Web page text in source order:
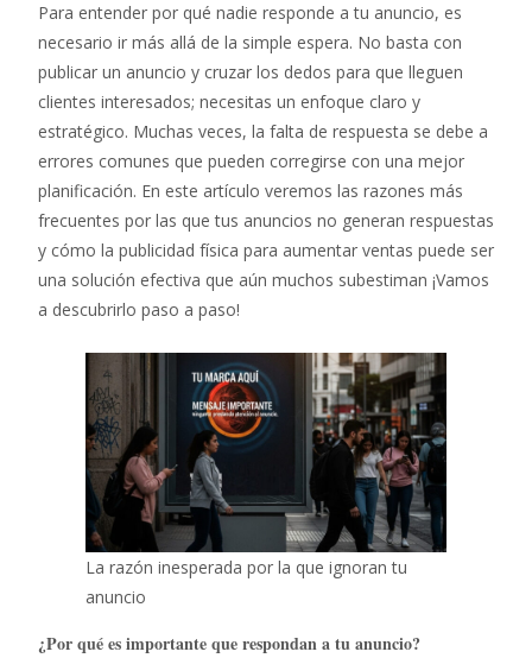
Para entender por qué nadie responde a tu anuncio, es
necesario ir más allá de la simple espera. No basta con
publicar un anuncio y cruzar los dedos para que lleguen
clientes interesados; necesitas un enfoque claro y
estratégico. Muchas veces, la falta de respuesta se debe a
errores comunes que pueden corregirse con una mejor
planificación. En este artículo veremos las razones más
frecuentes por las que tus anuncios no generan respuestas
y cómo la publicidad física para aumentar ventas puede ser
una solución efectiva que aún muchos subestiman ¡Vamos
a descubrirlo paso a paso!
La razón inesperada por la que ignoran tu
anuncio
¿Por qué es importante que respondan a tu anuncio?